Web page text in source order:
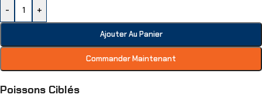
- +
Ajouter Au Panier
Commander Maintenant
Poissons Ciblés